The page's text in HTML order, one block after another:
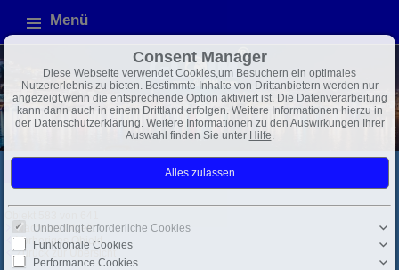
Menü
Exposé
Nächstes Objekt
Vorheriges Objekt
Zurück zur Übersicht
Consent Manager
Diese Webseite verwendet Cookies,um Besuchern ein optimales
Nutzererlebnis zu bieten. Bestimmte Inhalte von Drittanbietern werden nur
angezeigt,wenn die entsprechende Option aktiviert ist. Die Datenverarbeitung
kann dann auch in einem Drittland erfolgen. Weitere Informationen hierzu in
der Datenschutzerklärung. Weitere Informationen zu den Auswirkungen Ihrer
Auswahl finden Sie unter Hilfe.
Unbedingt erforderliche Cookies
Funktionale Cookies
Performance Cookies